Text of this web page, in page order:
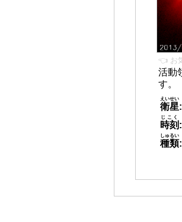
👈 お
活動
す。
衛星
えいせい
:
時刻
じこく
:
種類
しゅるい
: